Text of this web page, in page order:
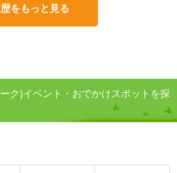
をもっと見る
ク)イベント・おでかけスポットを探